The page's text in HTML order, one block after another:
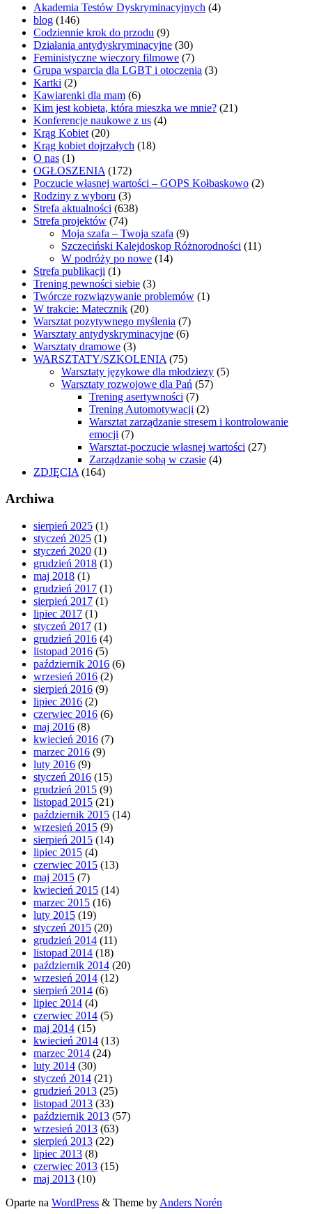
Akademia Testów Dyskryminacyjnych (4)
blog (146)
Codziennie krok do przodu (9)
Działania antydyskryminacyjne (30)
Feministyczne wieczory filmowe (7)
Grupa wsparcia dla LGBT i otoczenia (3)
Kartki (2)
Kawiarenki dla mam (6)
Kim jest kobieta, która mieszka we mnie? (21)
Konferencje naukowe z us (4)
Krąg Kobiet (20)
Krąg kobiet dojrzałych (18)
O nas (1)
OGŁOSZENIA (172)
Poczucie własnej wartości – GOPS Kołbaskowo (2)
Rodziny z wyboru (3)
Strefa aktualności (638)
Strefa projektów (74)
Moja szafa – Twoja szafa (9)
Szczeciński Kalejdoskop Różnorodności (11)
W podróży po nowe (14)
Strefa publikacji (1)
Trening pewności siebie (3)
Twórcze rozwiązywanie problemów (1)
W trakcie: Matecznik (20)
Warsztat pozytywnego myślenia (7)
Warsztaty antydyskryminacyjne (6)
Warsztaty dramowe (3)
WARSZTATY/SZKOLENIA (75)
Warsztaty językowe dla młodziezy (5)
Warsztaty rozwojowe dla Pań (57)
Trening asertywności (7)
Trening Automotywacji (2)
Warsztat zarządzanie stresem i kontrolowanie
emocji (7)
Warsztat-poczucie własnej wartości (27)
Zarządzanie sobą w czasie (4)
ZDJĘCIA (164)
Archiwa
sierpień 2025 (1)
styczeń 2025 (1)
styczeń 2020 (1)
grudzień 2018 (1)
maj 2018 (1)
grudzień 2017 (1)
sierpień 2017 (1)
lipiec 2017 (1)
styczeń 2017 (1)
grudzień 2016 (4)
listopad 2016 (5)
październik 2016 (6)
wrzesień 2016 (2)
sierpień 2016 (9)
lipiec 2016 (2)
czerwiec 2016 (6)
maj 2016 (8)
kwiecień 2016 (7)
marzec 2016 (9)
luty 2016 (9)
styczeń 2016 (15)
grudzień 2015 (9)
listopad 2015 (21)
październik 2015 (14)
wrzesień 2015 (9)
sierpień 2015 (14)
lipiec 2015 (4)
czerwiec 2015 (13)
maj 2015 (7)
kwiecień 2015 (14)
marzec 2015 (16)
luty 2015 (19)
styczeń 2015 (20)
grudzień 2014 (11)
listopad 2014 (18)
październik 2014 (20)
wrzesień 2014 (12)
sierpień 2014 (6)
lipiec 2014 (4)
czerwiec 2014 (5)
maj 2014 (15)
kwiecień 2014 (13)
marzec 2014 (24)
luty 2014 (30)
styczeń 2014 (21)
grudzień 2013 (25)
listopad 2013 (33)
październik 2013 (57)
wrzesień 2013 (63)
sierpień 2013 (22)
lipiec 2013 (8)
czerwiec 2013 (15)
maj 2013 (10)
Oparte na WordPress & Theme by Anders Norén